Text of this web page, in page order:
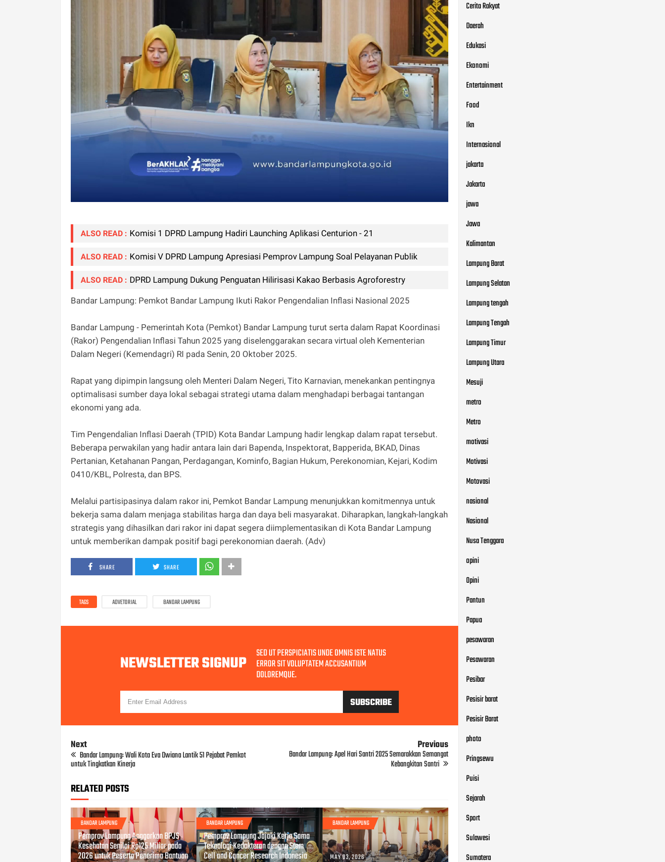
ALSO READ : Komisi 1 DPRD Lampung Hadiri Launching Aplikasi Centurion - 21
ALSO READ : Komisi V DPRD Lampung Apresiasi Pemprov Lampung Soal Pelayanan Publik
ALSO READ : DPRD Lampung Dukung Penguatan Hilirisasi Kakao Berbasis Agroforestry
Bandar Lampung: Pemkot Bandar Lampung Ikuti Rakor Pengendalian Inflasi Nasional 2025
Bandar Lampung - Pemerintah Kota (Pemkot) Bandar Lampung turut serta dalam Rapat Koordinasi
(Rakor) Pengendalian Inflasi Tahun 2025 yang diselenggarakan secara virtual oleh Kementerian
Dalam Negeri (Kemendagri) RI pada Senin, 20 Oktober 2025.
Rapat yang dipimpin langsung oleh Menteri Dalam Negeri, Tito Karnavian, menekankan pentingnya
optimalisasi sumber daya lokal sebagai strategi utama dalam menghadapi berbagai tantangan
ekonomi yang ada.
Tim Pengendalian Inflasi Daerah (TPID) Kota Bandar Lampung hadir lengkap dalam rapat tersebut.
Beberapa perwakilan yang hadir antara lain dari Bapenda, Inspektorat, Bapperida, BKAD, Dinas
Pertanian, Ketahanan Pangan, Perdagangan, Kominfo, Bagian Hukum, Perekonomian, Kejari, Kodim
0410/KBL, Polresta, dan BPS.
Melalui partisipasinya dalam rakor ini, Pemkot Bandar Lampung menunjukkan komitmennya untuk
bekerja sama dalam menjaga stabilitas harga dan daya beli masyarakat. Diharapkan, langkah-langkah
strategis yang dihasilkan dari rakor ini dapat segera diimplementasikan di Kota Bandar Lampung
untuk memberikan dampak positif bagi perekonomian daerah. (Adv)
SHARE SHARE
TAGS ADVETORIAL BANDAR LAMPUNG
NEWSLETTER SIGNUP SED UT PERSPICIATIS UNDE OMNIS ISTE NATUS
ERROR SIT VOLUPTATEM ACCUSANTIUM
DOLOREMQUE.
Next
Bandar Lampung: Wali Kota Eva Dwiana Lantik 51 Pejabat Pemkot
untuk Tingkatkan Kinerja
Previous
Bandar Lampung: Apel Hari Santri 2025 Semarakkan Semangat
Kebangkitan Santri
RELATED POSTS
BANDAR LAMPUNG
MAY 18, 2026
Pemprov Lampung Anggarkan BPJS
Kesehatan Senilai Rp125 Miliar pada
2026 untuk Peserta Penerima Bantuan
BANDAR LAMPUNG
MAY 04, 2026
Pemprov Lampung Jajaki Kerja Sama
Teknologi Kedokteran dengan Stem
Cell and Cancer Research Indonesia
BANDAR LAMPUNG
MAY 03, 2026
Cerita Rakyat
Daerah
Edukasi
Ekonomi
Entertainment
Food
Ikn
Internasional
jakarta
Jakarta
jawa
Jawa
Kalimantan
Lampung Barat
Lampung Selatan
Lampung tengah
Lampung Tengah
Lampung Timur
Lampung Utara
Mesuji
metro
Metro
motivasi
Motivasi
Motovasi
nasional
Nasional
Nusa Tenggara
opini
Opini
Pantun
Papua
pesawaran
Pesawaran
Pesibar
Pesisir barat
Pesisir Barat
photo
Pringsewu
Puisi
Sejarah
Sport
Sulawesi
Sumatera